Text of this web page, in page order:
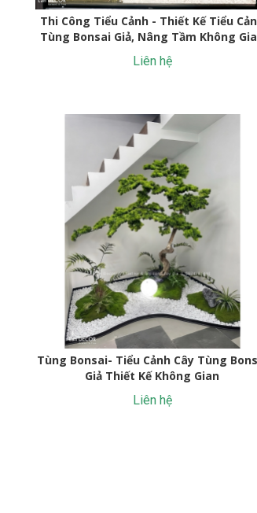
Thi Công Tiểu Cảnh - Thiết Kế Tiểu
Tùng Bonsai Giả, Nâng Tầm Không
Liên hệ
Tùng Bonsai- Tiểu Cảnh Cây Tùng
Giả Thiết Kế Không Gian
Liên hệ